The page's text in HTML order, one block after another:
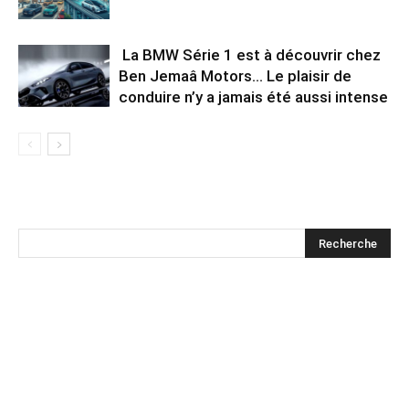
La BMW Série 1 est à découvrir chez
Ben Jemaâ Motors… Le plaisir de
conduire n’y a jamais été aussi intense